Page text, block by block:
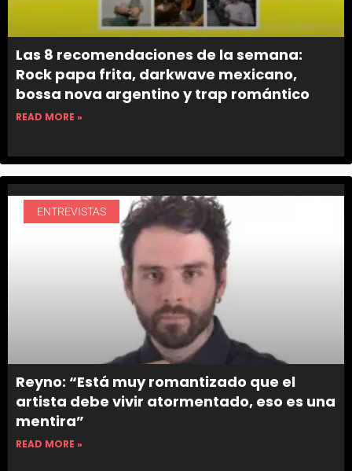
Las 8 recomendaciones de la semana:
Rock papa frita, darkwave mexicano,
bossa nova argentino y trap romántico
READ MORE »
ENTREVISTAS
Reyno: “Está muy romantizado que el
artista debe vivir atormentado, eso es una
mentira”
READ MORE »